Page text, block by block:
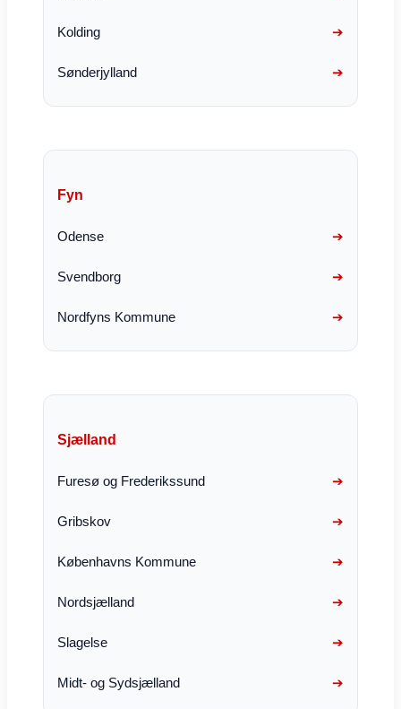
Kolding
Sønderjylland
Fyn
Odense
Svendborg
Nordfyns Kommune
Sjælland
Furesø og Frederikssund
Gribskov
Københavns Kommune
Nordsjælland
Slagelse
Midt- og Sydsjælland